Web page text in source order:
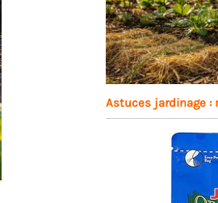
Astuces jardinage :